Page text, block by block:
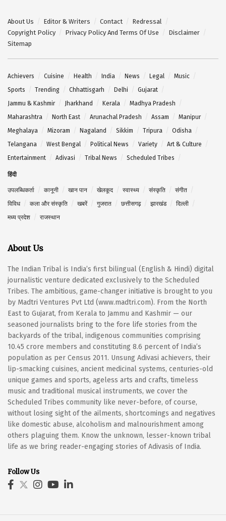
About Us Editor & Writers Contact
Redressal
Copyright Policy
Privacy Policy And Terms Of Use
Disclaimer
Sitemap
Achievers Cuisine Health India News Legal
Music
Sports
Trending Chhattisgarh Delhi
Gujarat
Jammu & Kashmir
Jharkhand Kerala
Madhya Pradesh
Maharashtra
North East Arunachal Pradesh Assam
Manipur
Meghalaya
Mizoram Nagaland Sikkim Tripura
Odisha
Telangana
West Bengal Political News Variety
Art & Culture
Entertainment
Adivasi Tribal News Scheduled Tribes
हिंदी
उपलब्धिकर्ता कानूनी खान पान खेलकूद स्वास्थ्य संस्कृति
संगीत
विविध
कला और संस्कृति खबरें गुजरात छत्तीसगढ़ झारखंड
दिल्ली
मध्य प्रदेश
राजस्थान
About Us
The Indian Tribal is India’s first bilingual (English & Hindi) digital
journalistic venture dedicated exclusively to the Scheduled
Tribes. The ambitious, game-changer initiative is brought to you
by Madtri Ventures Pvt Ltd (www.madtri.com). From the North
East to Gujarat, from Kerala to Jammu and Kashmir — our
seasoned journalists bring to the fore life stories from the
backyards of the tribal, indigenous communities comprising
10.45 crore members and constituting 8.6 percent of India’s
population as per Census 2011. Unsung Adivasi achievers, their
lip-smacking cuisines, ancient medicinal systems, centuries-old
unique games and sports, ageless arts and crafts, timeless
music and traditional musical instruments, we cover the
Scheduled Tribes community like never-before, of course,
without losing sight of the ailments, shortcomings and negatives
like domestic abuse, alcoholism and malnourishment among
others plaguing them. Know the unknown, lesser-known tribal
life as we bring reader-engaging stories of Adivasis of India.
Follow Us